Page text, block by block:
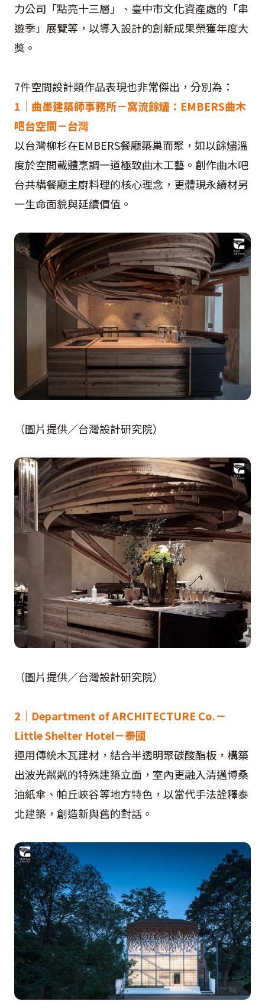
力公司「點亮十三層」、臺中市文化資產處的「串
遊季」展覽等，以導入設計的創新成果榮獲年度大
獎。
7件空間設計類作品表現也非常傑出，分別為：
1｜曲墨建築師事務所－窩流餘燼：EMBERS曲木
吧台空間－台灣
以台灣柳杉在EMBERS餐廳築巢而聚，如以餘燼溫
度於空間載體烹調一道極致曲⽊工藝。創作曲木吧
台共構餐廳主廚料理的核⼼理念，更體現永續材另
⼀生命面貌與延續價值。
（圖片提供／台灣設計研究院）
（圖片提供／台灣設計研究院）
2｜Department of ARCHITECTURE Co.－
Little Shelter Hotel－泰國
運用傳統木瓦建材，結合半透明聚碳酸酯板，構築
出波光粼粼的特殊建築立面，室內更融入清邁博桑
油紙傘、帕丘峽谷等地方特色，以當代手法詮釋泰
北建築，創造新與舊的對話。